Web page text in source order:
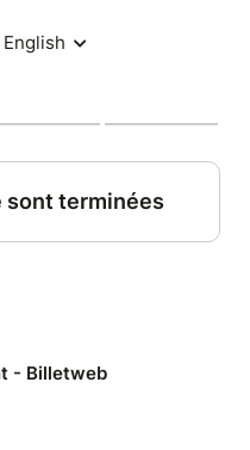
English
sont terminées
- Billetweb